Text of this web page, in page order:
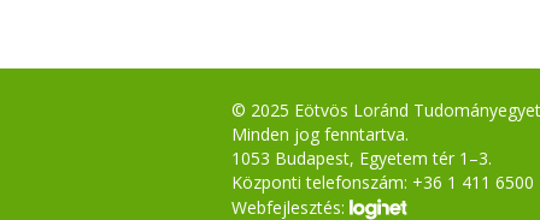
© 2025 Eötvös Loránd
Minden jog fenntartva.
1053 Budapest, Egyetem tér 1–3.
Központi telefonszám: +36 1 411 6500
Webfejlesztés: